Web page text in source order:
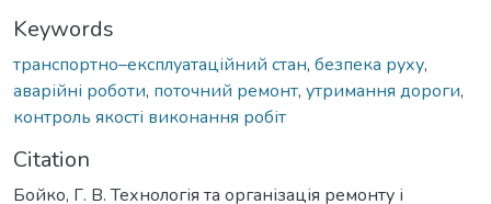
Keywords
транспортно–експлуатаційний стан, безпека руху,
аварійні роботи, поточний ремонт, утримання дороги,
контроль якості виконання робіт
Citation
Бойко, Г. В. Технологія та організація ремонту і